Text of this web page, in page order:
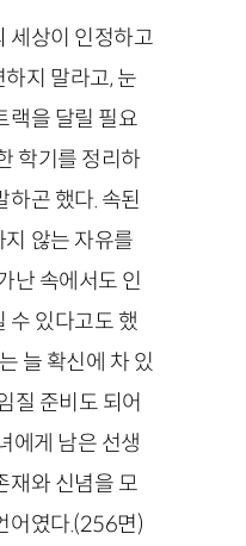
세상이 인정하고
지 말라고, 눈
랙을 달릴 필요
학기를 정리하
하곤 했다. 속된
않는 자유를
난 속에서도 인
수 있다고도 했
늘 확신에 차 있
질 준비도 되어
에게 남은 선생
재와 신념을 모
어였다.(256면)